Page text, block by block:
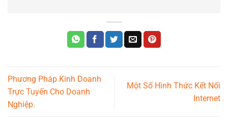
Phương Pháp Kinh Doanh
Trực Tuyến Cho Doanh
Nghiệp.
Một Số Hình Thức Kết Nối
Internet